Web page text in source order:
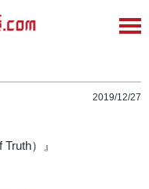
2019/12/27
）』